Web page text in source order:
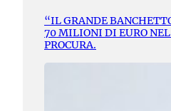
“IL GRANDE
70 MILIONI DI EURO
PROCURA.